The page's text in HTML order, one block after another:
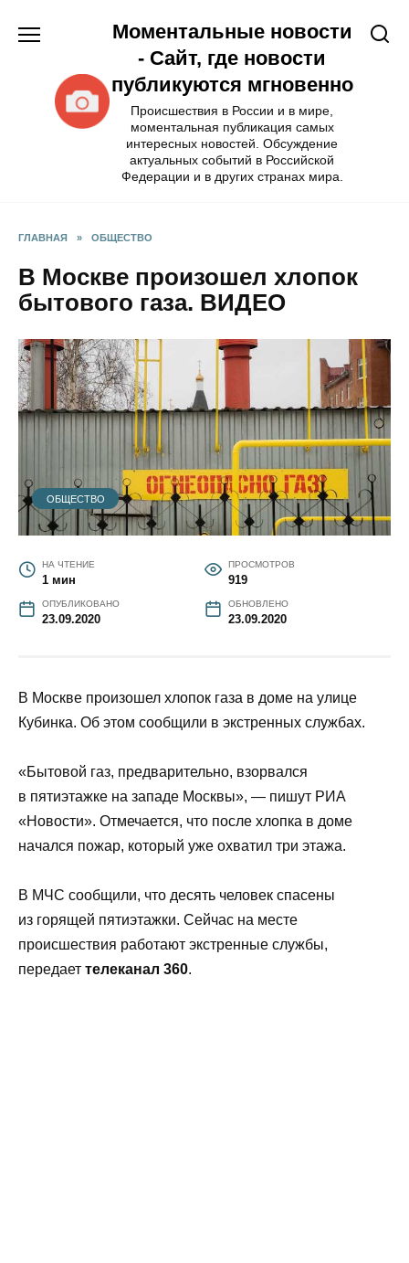
Моментальные новости
- Сайт, где новости
публикуются мгновенно
Происшествия в России и в мире,
моментальная публикация самых
интересных новостей. Обсуждение
актуальных событий в Российской
Федерации и в других странах мира.
ГЛАВНАЯ » ОБЩЕСТВО
В Москве произошел хлопок
бытового газа. ВИДЕО
ОБЩЕСТВО
НА ЧТЕНИЕ
1 мин
ПРОСМОТРОВ
919
ОПУБЛИКОВАНО
23.09.2020
ОБНОВЛЕНО
23.09.2020
В Москве произошел хлопок газа в доме на улице
Кубинка. Об этом сообщили в экстренных службах.
«Бытовой газ, предварительно, взорвался
в пятиэтажке на западе Москвы», — пишут РИА
«Новости». Отмечается, что после хлопка в доме
начался пожар, который уже охватил три этажа.
В МЧС сообщили, что десять человек спасены
из горящей пятиэтажки. Сейчас на месте
происшествия работают экстренные службы,
передает телеканал 360.